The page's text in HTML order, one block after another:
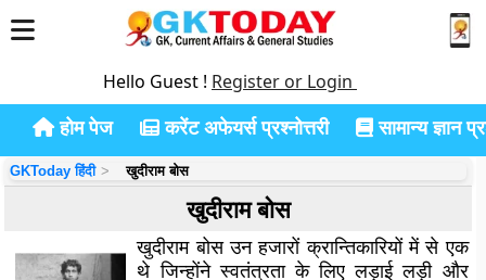
Hello Guest ! Register or Login
होम पेज करेंट अफेयर्स प्रश्नोत्तरी सामान्य ज्ञान
GKToday हिंदी खुदीराम बोस
खुदीराम बोस
खुदीराम बोस उन हजारों क्रान्तिकारियों में से एक
थे जिन्होंने स्वतंत्रता के लिए लड़ाई लड़ी और